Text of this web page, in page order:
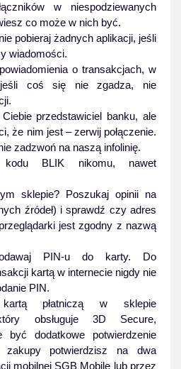
w niespodziewanych
co może w nich być.
pobieraj żadnych aplikacji, jeśli
wiadomości.
o transakcjach, w
coś się nie zgadza, nie
przedstawiciel banku, ale
że nim jest – zerwij połączenie.
zadzwoń na naszą infolinię.
BLIK nikomu, nawet
sklepie? Poszukaj opinii na
źródeł) i sprawdź czy adres
jest zgodny z nazwą
PIN-u do karty. Do
kartą w internecie nigdy nie
PIN.
płatniczą w sklepie
obsługuje 3D Secure,
być dodatkowe potwierdzenie
zakupy potwierdzisz na dwa
mobilnej SGB Mobile lub przez